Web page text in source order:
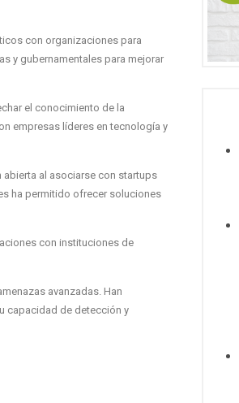
con organizaciones para
y gubernamentales para mejorar
el conocimiento de la
empresas líderes en tecnología y
abierta al asociarse con startups
ha permitido ofrecer soluciones
con instituciones de
avanzadas. Han
capacidad de detección y